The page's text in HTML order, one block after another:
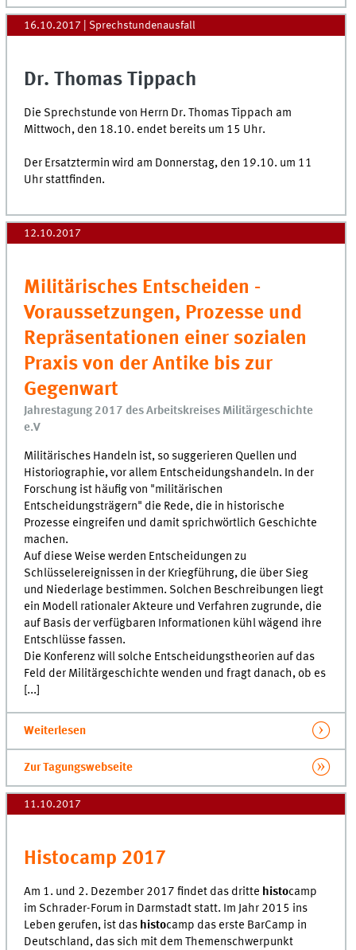
16.10.2017 | Sprechstundenausfall
Dr. Thomas Tippach
Die Sprechstunde von Herrn Dr. Thomas Tippach am
Mittwoch, den 18.10. endet bereits um 15 Uhr.
Der Ersatztermin wird am Donnerstag, den 19.10. um 11
Uhr stattfinden.
12.10.2017
Militärisches Entscheiden -
Voraussetzungen, Prozesse und
Repräsentationen einer sozialen
Praxis von der Antike bis zur
Gegenwart
Jahrestagung 2017 des Arbeitskreises Militärgeschichte
e.V
Militärisches Handeln ist, so suggerieren Quellen und
Historiographie, vor allem Entscheidungshandeln. In der
Forschung ist häufig von "militärischen
Entscheidungsträgern" die Rede, die in historische
Prozesse eingreifen und damit sprichwörtlich Geschichte
machen.
Auf diese Weise werden Entscheidungen zu
Schlüsselereignissen in der Kriegführung, die über Sieg
und Niederlage bestimmen. Solchen Beschreibungen liegt
ein Modell rationaler Akteure und Verfahren zugrunde, die
auf Basis der verfügbaren Informationen kühl wägend ihre
Entschlüsse fassen.
Die Konferenz will solche Entscheidungstheorien auf das
Feld der Militärgeschichte wenden und fragt danach, ob es
[...]
Weiterlesen
Zur Tagungswebseite
11.10.2017
Histocamp 2017
Am 1. und 2. Dezember 2017 findet das dritte histocamp
im Schrader-Forum in Darmstadt statt. Im Jahr 2015 ins
Leben gerufen, ist das histocamp das erste BarCamp in
Deutschland, das sich mit dem Themenschwerpunkt